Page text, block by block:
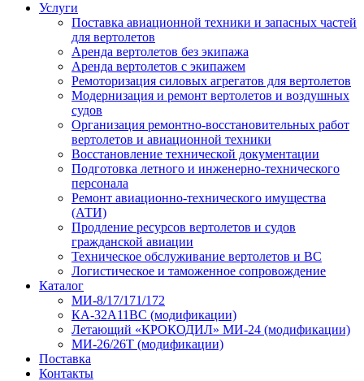
Услуги
Поставка авиационной техники и запасных частей
для вертолетов
Аренда вертолетов без экипажа
Аренда вертолетов с экипажем
Ремоторизация силовых агрегатов для вертолетов
Модернизация и ремонт вертолетов и воздушных
судов
Организация ремонтно-восстановительных работ
вертолетов и авиационной техники
Восстановление технической документации
Подготовка летного и инженерно-технического
персонала
Ремонт авиационно-технического имущества
(АТИ)
Продление ресурсов вертолетов и судов
гражданской авиации
Техническое обслуживание вертолетов и ВС
Логистическое и таможенное сопровождение
Каталог
МИ-8/17/171/172
КА-32А11ВС (модификации)
Летающий «КРОКОДИЛ» МИ-24 (модификации)
МИ-26/26Т (модификации)
Поставка
Контакты